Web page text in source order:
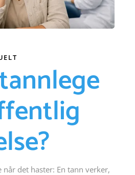
det haster: En tann verker,